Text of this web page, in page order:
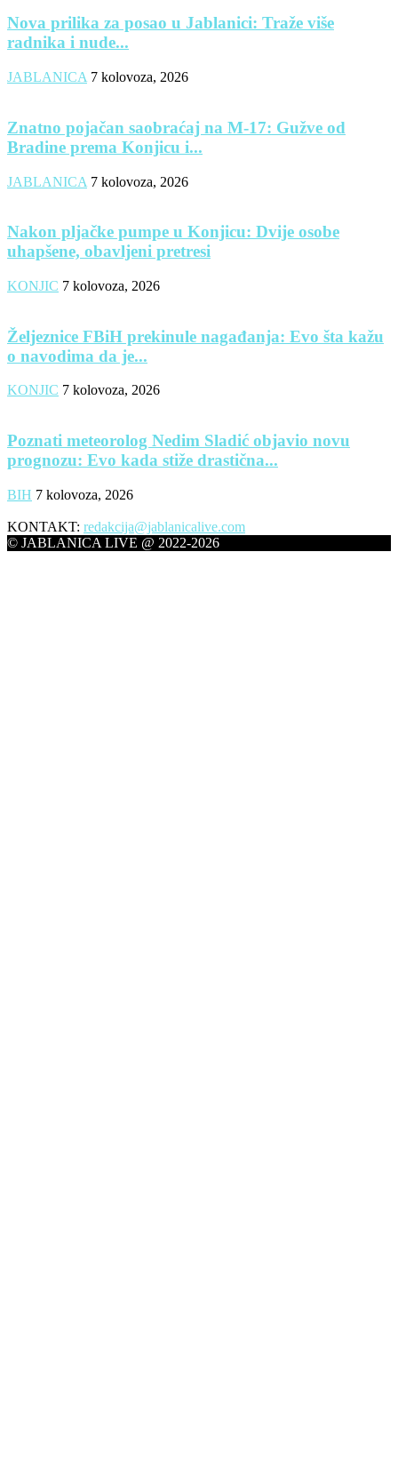
Nova prilika za posao u Jablanici: Traže više
radnika i nude...
JABLANICA 7 kolovoza, 2026
Znatno pojačan saobraćaj na M-17: Gužve od
Bradine prema Konjicu i...
JABLANICA 7 kolovoza, 2026
Nakon pljačke pumpe u Konjicu: Dvije osobe
uhapšene, obavljeni pretresi
KONJIC 7 kolovoza, 2026
Željeznice FBiH prekinule nagađanja: Evo šta kažu
o navodima da je...
KONJIC 7 kolovoza, 2026
Poznati meteorolog Nedim Sladić objavio novu
prognozu: Evo kada stiže drastična...
BIH 7 kolovoza, 2026
KONTAKT: redakcija@jablanicalive.com
© JABLANICA LIVE @ 2022-2026